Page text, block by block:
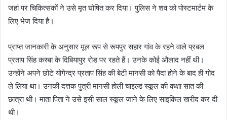
जहां पर चिकित्सकों ने उसे मृत घोषित कर दिया। पुलिस ने शव को पोस्टमार्टम के
लिए भेज दिया है।
प्राप्त जानकारी के अनुसार मूल रूप से रूपपुर सहार गांव के रहने वाले प्रबल
प्रताप सिंह कस्बा के दिबियापुर रोड पर रहते हैं। उनके कोई औलाद नहीं थी।
उन्होंने अपने छोटे योगेन्द्र प्रताप सिंह की बेटी मानसी को पैदा होने के बाद ही गोद
ले लिया था। उनकी दत्तक पुत्री मानसी होली चाइल्ड स्कूल की कक्षा सात की
छात्रा थी। माता पिता ने उसे इसी साल स्कूल जाने के लिए साइकिल खरीद कर दी
थी।